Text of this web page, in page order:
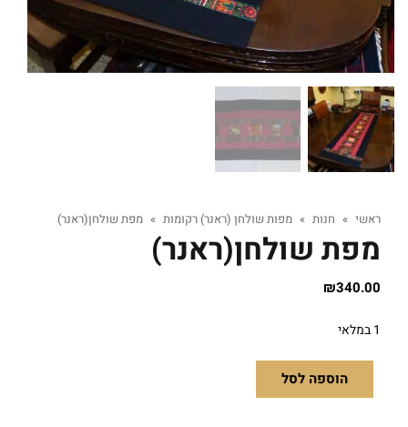
ראשי » חנות » מפות שולחן (ראנר) רקומות » מפת שולחן(ראנר)
מפת שולחן(ראנר)
₪340.00
1 במלאי
הוספה לסל